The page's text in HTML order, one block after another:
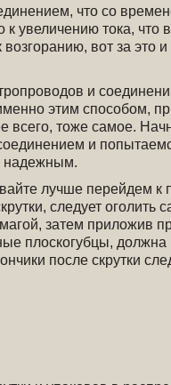
что со
к увеличению тока, что
вот за это и
и
этим способом,
всего, тоже самое.
и
надежным.
лучше перейдем к
следует оголить
затем приложив
плоскогубцы, должна
после скрутки